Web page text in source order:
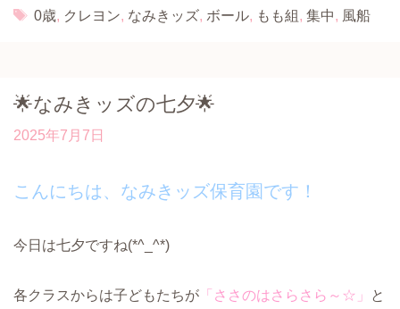
Tags
0歳, クレヨン, なみきッズ, ボール, もも組 , 集中, 風船
🌟なみきッズの七夕🌟
2025年7月7日
こんにちは、なみきッズ保育園です！
今日は七夕ですね(*^_^*)
各クラスからは子どもたちが 「ささのはさらさら～☆」
と